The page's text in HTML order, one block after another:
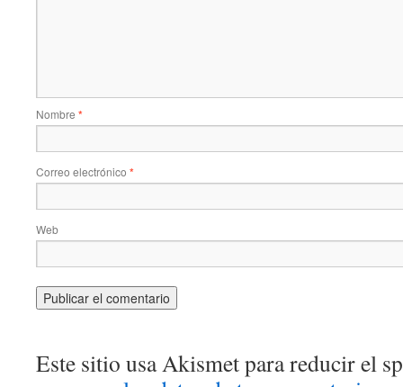
Nombre *
Correo electrónico *
Web
Este sitio usa Akismet para reducir el